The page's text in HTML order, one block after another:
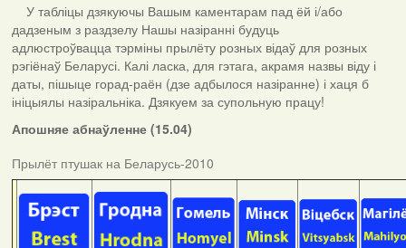
У табліцы дзякуючы Вашым каментарам пад ёй і/або
дадзеным з раздзелу Нашы назіранні будуць
адлюстроўвацца тэрміны прылёту розных відаў для розных
рэгіёнаў Беларусі. Калі ласка, для гэтага, акрамя назвы віду і
даты, пішыце горад-раён (дзе адбылося назіранне) і хаця б
ініцыялы назіральніка. Дзякуем за супольную працу!
Апошняе абнаўленне (15.04)
Прылёт птушак на Беларусь-2010